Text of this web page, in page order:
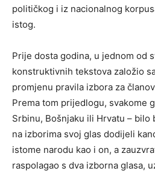
političkog i iz nacionalnog
istog.
Prije dosta godina, u jednom od
konstruktivnih tekstova založio
promjenu pravila izbora za
Prema tom prijedlogu, svakome
Srbinu, Bošnjaku ili Hrvatu – bilo
na izborima svoj glas dodijeli
istome narodu kao i on, a
raspolagao s dva izborna glasa,